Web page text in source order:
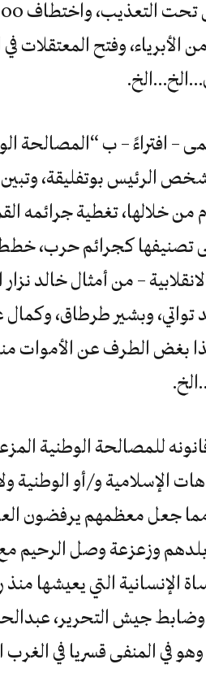
وفتح المعتقلات
على ما يسمى – افتراءً – ب
الرئيس بوتفليقة، وتبين
من خلالها، تغطية جرائمه
تصنيفها كجرائم حرب، خطط
– من أمثال خالد
وبشير طرطاق، وكمال
بغض الطرف عن الأموات
للمصالحة الوطنية
الإسلامية و/أو الوطنية
مما جعل معظمهم يرفضون
بلدهم وزعزعة وصل الرحيم
التي يعيشها منذ
جيش التحرير،